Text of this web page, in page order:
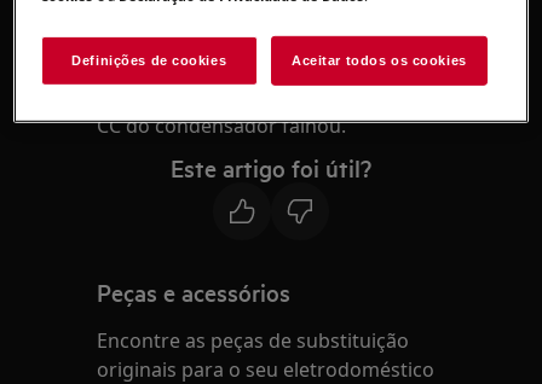
CC do condensador falhou.
Este artigo foi útil?
Peças e acessórios
Encontre as peças de substituição
originais para o seu eletrodoméstico
Definições de cookies Aceitar todos os cookies